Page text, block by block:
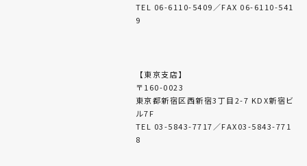
TEL 06-6110-5409／FAX 06-6110-541
9
【東京支店】
〒160-0023
東京都新宿区西新宿3丁目2-7 KDX新宿ビ
ル7F
TEL 03-5843-7717／FAX03-5843-771
8